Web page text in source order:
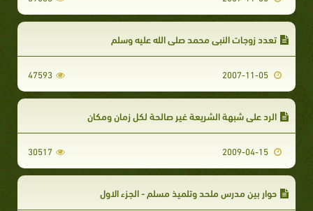
تعدد زوجات النبى محمد صلى الله عليه وسلم
47593
الرد علي شبهة الشريعة غير صالحة لكل زمان ومكان
30517
حوار بين مدرس ملحد وتلميذ مسلم - الجزء الاول